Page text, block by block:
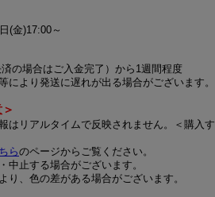
(金)17:00～
の場合はご入金完了）から1週間程度
により発送に遅れが出る場合がございます。
はリアルタイムで反映されません。＜購入
らのページからご覧ください。
中止する場合がございます。
り、色の差がある場合がございます。